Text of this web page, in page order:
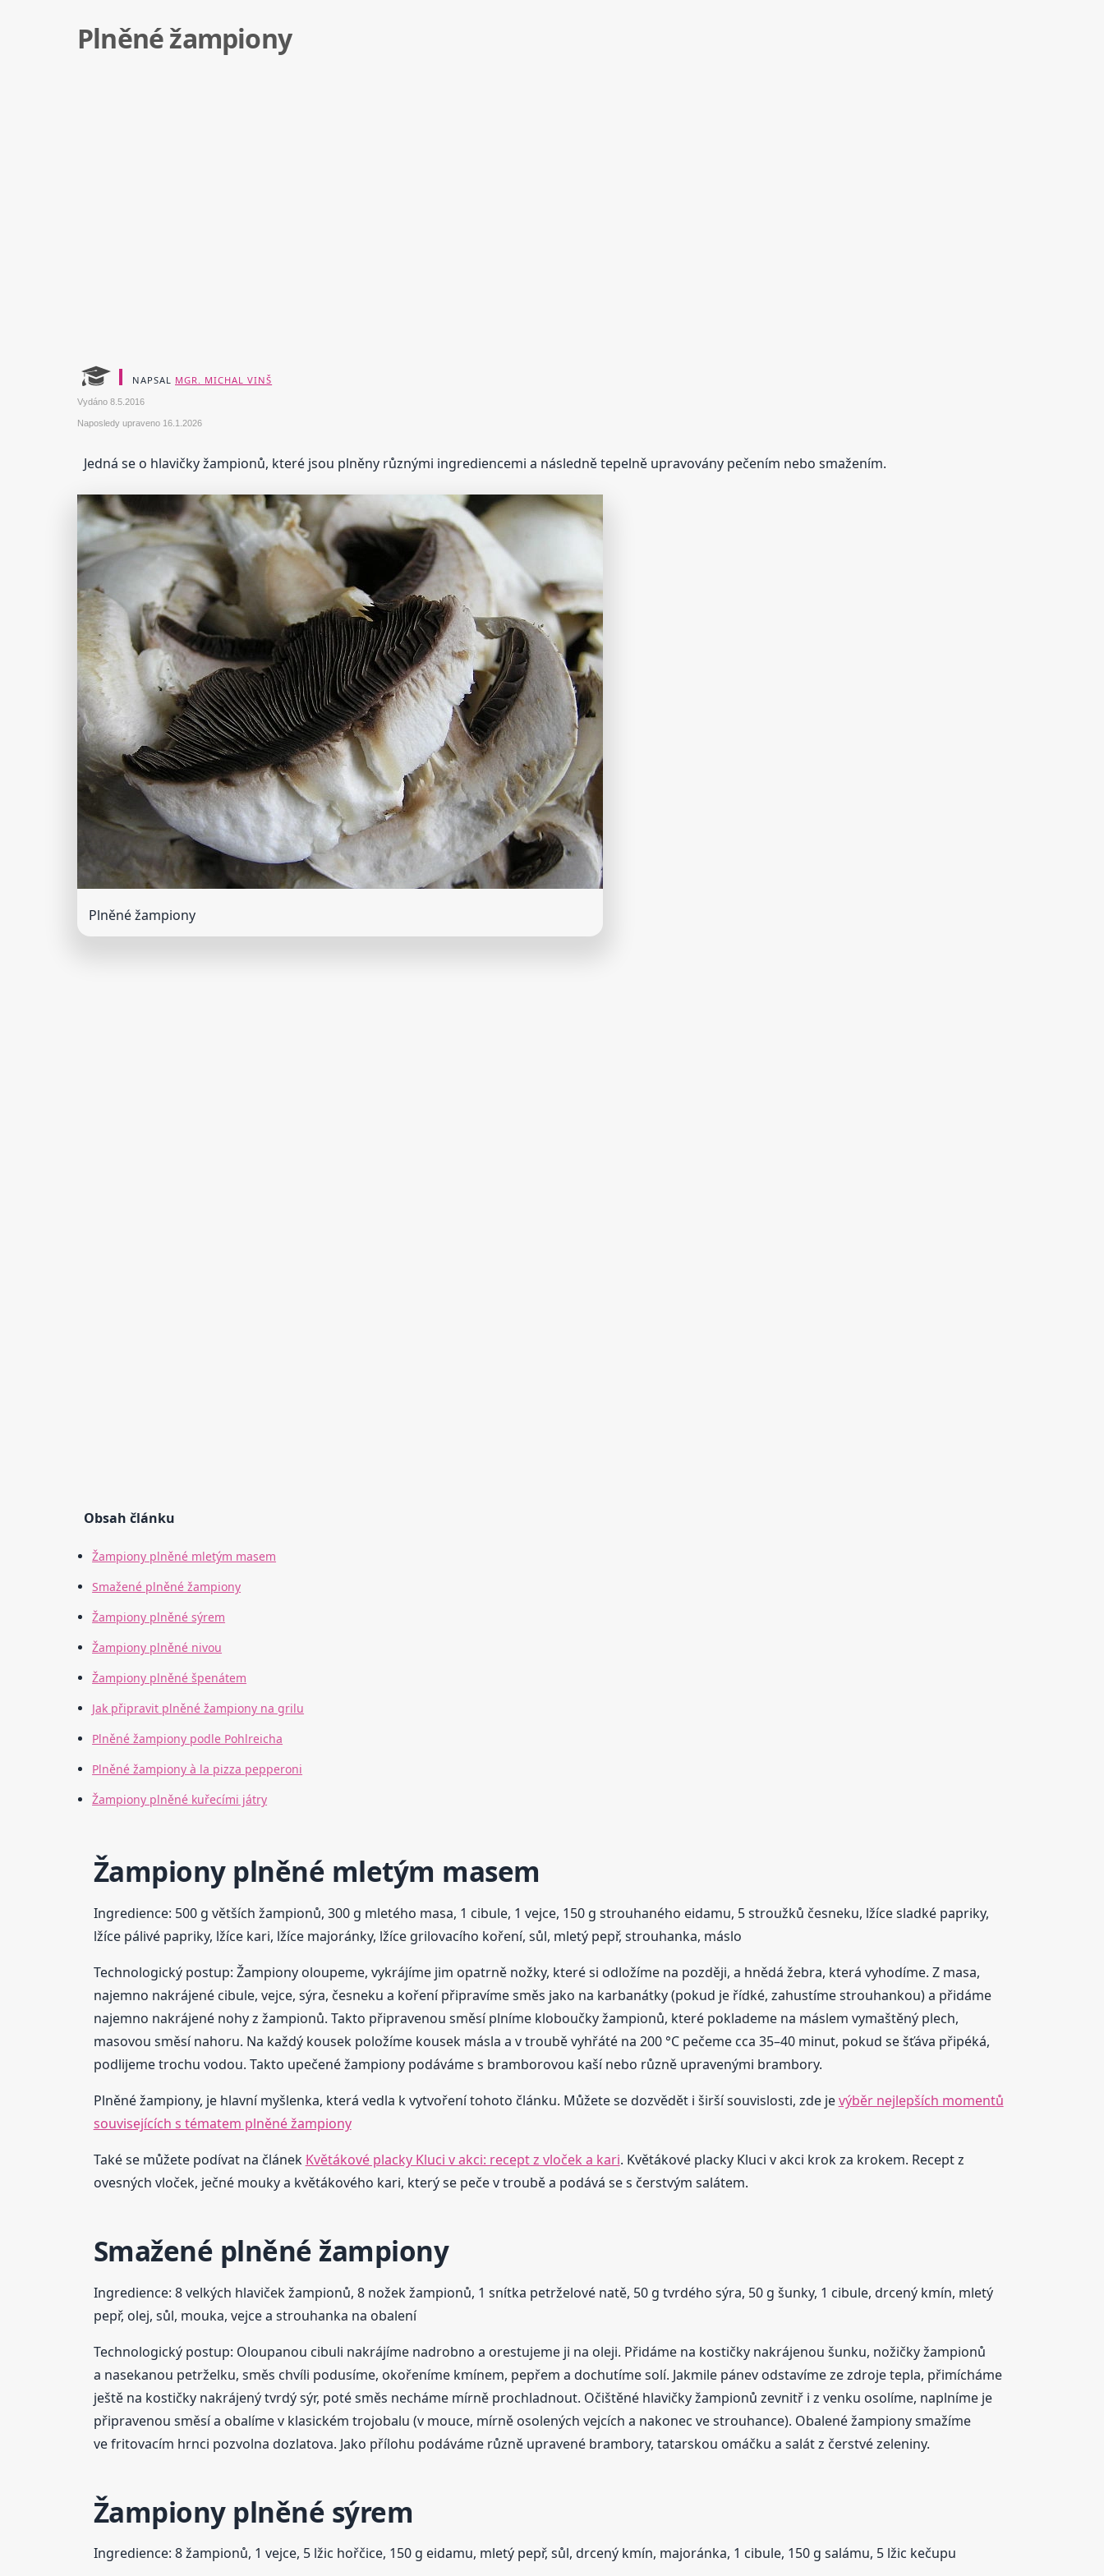
Plněné žampiony
NAPSAL MGR. MICHAL VINŠ
Vydáno8.5.2016
Naposledy upraveno 16.1.2026
Jedná se o hlavičky žampionů, které jsou plněny různými ingrediencemi a následně tepelně upravovány pečením nebo smažením.
Plněné žampiony
Obsah článku
Žampiony plněné mletým masem
Smažené plněné žampiony
Žampiony plněné sýrem
Žampiony plněné nivou
Žampiony plněné špenátem
Jak připravit plněné žampiony na grilu
Plněné žampiony podle Pohlreicha
Plněné žampiony à la pizza pepperoni
Žampiony plněné kuřecími játry
Žampiony plněné mletým masem
Ingredience: 500 g větších žampionů, 300 g mletého masa, 1 cibule, 1 vejce, 150 g strouhaného eidamu, 5 stroužků česneku, lžíce sladké papriky,
lžíce pálivé papriky, lžíce kari, lžíce majoránky, lžíce grilovacího koření, sůl, mletý pepř, strouhanka, máslo
Technologický postup: Žampiony oloupeme, vykrájíme jim opatrně nožky, které si odložíme na později, a hnědá žebra, která vyhodíme. Z masa,
najemno nakrájené cibule, vejce, sýra, česneku a koření připravíme směs jako na karbanátky (pokud je řídké, zahustíme strouhankou) a přidáme
najemno nakrájené nohy z žampionů. Takto připravenou směsí plníme kloboučky žampionů, které poklademe na máslem vymaštěný plech,
masovou směsí nahoru. Na každý kousek položíme kousek másla a v troubě vyhřáté na 200 °C pečeme cca 35–40 minut, pokud se šťáva připéká,
podlijeme trochu vodou. Takto upečené žampiony podáváme s bramborovou kaší nebo různě upravenými brambory.
Plněné žampiony, je hlavní myšlenka, která vedla k vytvoření tohoto článku. Můžete se dozvědět i širší souvislosti, zde jevýběr nejlepších momentů
souvisejících s tématem plněné žampiony
Také se můžete podívat na článek Květákové placky Kluci v akci: recept z vloček a kari. Květákové placky Kluci v akci krok za krokem. Recept z
ovesných vloček, ječné mouky a květákového kari, který se peče v troubě a podává se s čerstvým salátem.
Smažené plněné žampiony
Ingredience: 8 velkých hlaviček žampionů, 8 nožek žampionů, 1 snítka petrželové natě, 50 g tvrdého sýra, 50 g šunky, 1 cibule, drcený kmín, mletý
pepř, olej, sůl, mouka, vejce a strouhanka na obalení
Technologický postup: Oloupanou cibuli nakrájíme nadrobno a orestujeme ji na oleji. Přidáme na kostičky nakrájenou šunku, nožičky žampionů
a nasekanou petrželku, směs chvíli podusíme, okořeníme kmínem, pepřem a dochutíme solí. Jakmile pánev odstavíme ze zdroje tepla, přimícháme
ještě na kostičky nakrájený tvrdý sýr, poté směs necháme mírně prochladnout. Očištěné hlavičky žampionů zevnitř i z venku osolíme, naplníme je
připravenou směsí a obalíme v klasickém trojobalu (v mouce, mírně osolených vejcích a nakonec ve strouhance). Obalené žampiony smažíme
ve fritovacím hrnci pozvolna dozlatova. Jako přílohu podáváme různě upravené brambory, tatarskou omáčku a salát z čerstvé zeleniny.
Žampiony plněné sýrem
Ingredience: 8 žampionů, 1 vejce, 5 lžic hořčice, 150 g eidamu, mletý pepř, sůl, drcený kmín, majoránka, 1 cibule, 150 g salámu, 5 lžic kečupu